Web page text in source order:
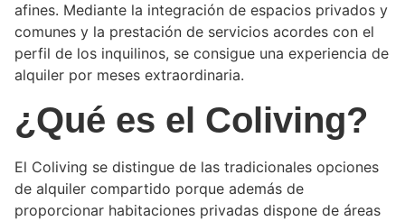
afines. Mediante la integración de espacios privados y
comunes y la prestación de servicios acordes con el
perfil de los inquilinos, se consigue una experiencia de
alquiler por meses extraordinaria.
¿Qué es el Coliving?
El Coliving se distingue de las tradicionales opciones
de alquiler compartido porque además de
proporcionar habitaciones privadas dispone de áreas